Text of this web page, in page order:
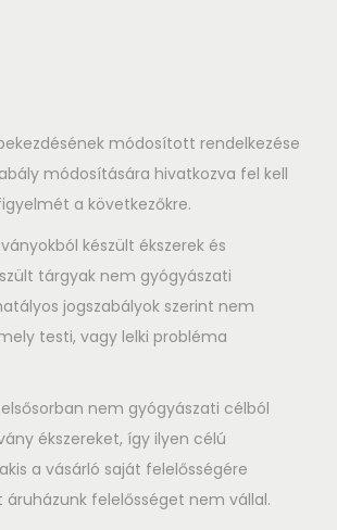
bekezdésének módosított rendelkezése
módosítására hivatkozva fel kell
a következőkre.
készült ékszerek és
tárgyak nem gyógyászati
jogszabályok szerint nem
testi, vagy lelki probléma
nem gyógyászati célból
ékszereket, így ilyen célú
a vásárló saját felelősségére
felelősséget nem vállal.